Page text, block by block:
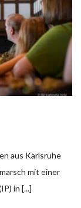
aus Karlsruhe
mit einer
in [...]